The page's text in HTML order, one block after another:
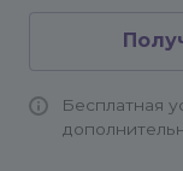
Бесплатная